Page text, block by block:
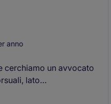
anno
cerchiamo un avvocato
lato